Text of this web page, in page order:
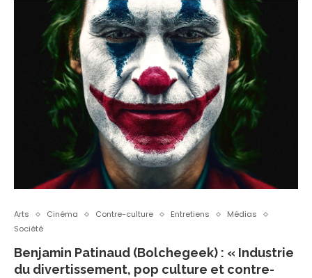
Arts Cinéma Contre-culture Entretiens
Médias
Société
Benjamin Patinaud (Bolchegeek) : « Industrie
du divertissement, pop culture et contre-